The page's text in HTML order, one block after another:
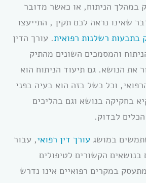
במהלך הניתוח, או כאשר מדובר
שאינו נראה לכם תקין , התייעצו
בתבעות רשלנות רפואית. עורך הדין
והמסמכים השונים מהתיק
את הנושא. גם תיעוד הניתוח הוא
וכל כשל בזה הוא בעיה בפני
בחקיקה בנושא וגם בהליכים
לבדוק.
במושג עורך דין רפואי, עבור
בנושאים הקשורים לטיפולים
במקרים רפואיים אינו נדרש